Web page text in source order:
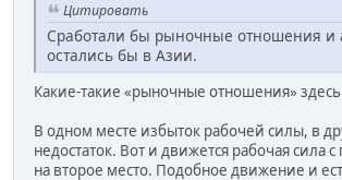
Цитировать
Сработали бы рыночные отношения и
остались бы в Азии.
Какие-такие «рыночные отношения»
В одном месте избыток рабочей силы, в
недостаток. Вот и движется рабочая сила с
на второе место. Подобное движение и